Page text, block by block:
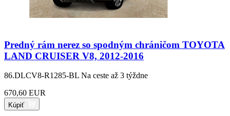
Predný rám nerez so spodným chráničom TOYOTA
LAND CRUISER V8, 2012-2016
86.DLCV8-R1285-BL Na ceste až 3 týždne
670,60 EUR
Kúpiť